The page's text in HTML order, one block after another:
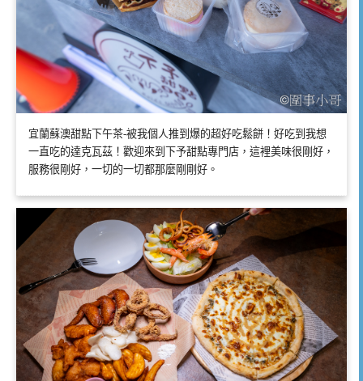
宜蘭蘇澳甜點下午茶-被我個人推到爆的超好吃鬆餅！好吃到我想
一直吃的達克瓦茲！歡迎來到下予甜點專門店，這裡美味很剛好，
服務很剛好，一切的一切都那麼剛剛好。